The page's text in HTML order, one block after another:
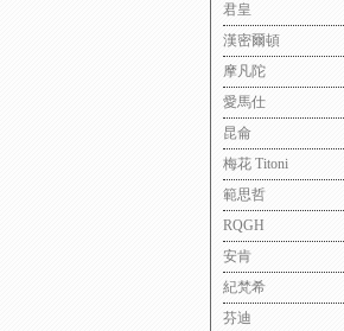
君皇
漢密爾頓
摩凡陀
愛馬仕
昆侖
梅花 Titoni
範思哲
RQGH
安肯
紀梵希
芬迪